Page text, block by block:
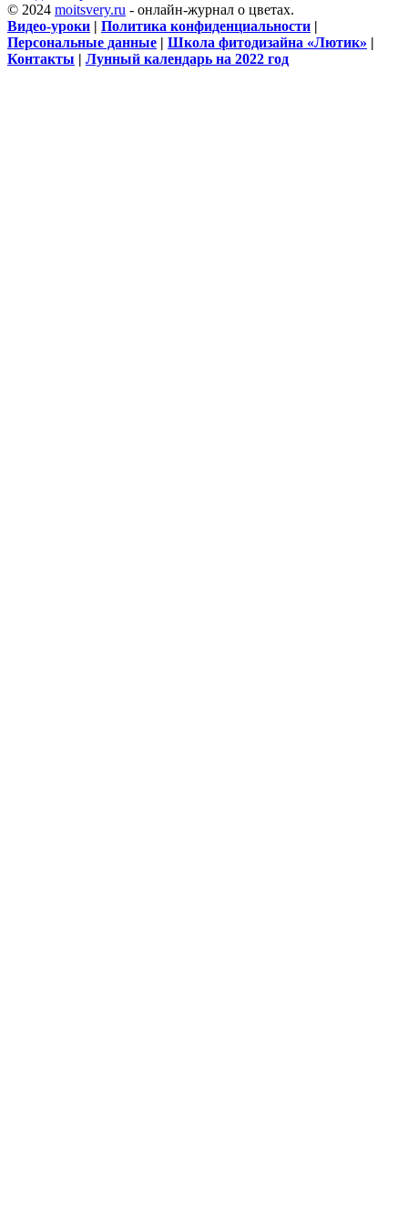
© 2024 moitsvery.ru - онлайн-журнал о цветах.
Видео-уроки | Политика конфиденциальности |
Персональные данные | Школа фитодизайна «Лютик» |
Контакты | Лунный календарь на 2022 год